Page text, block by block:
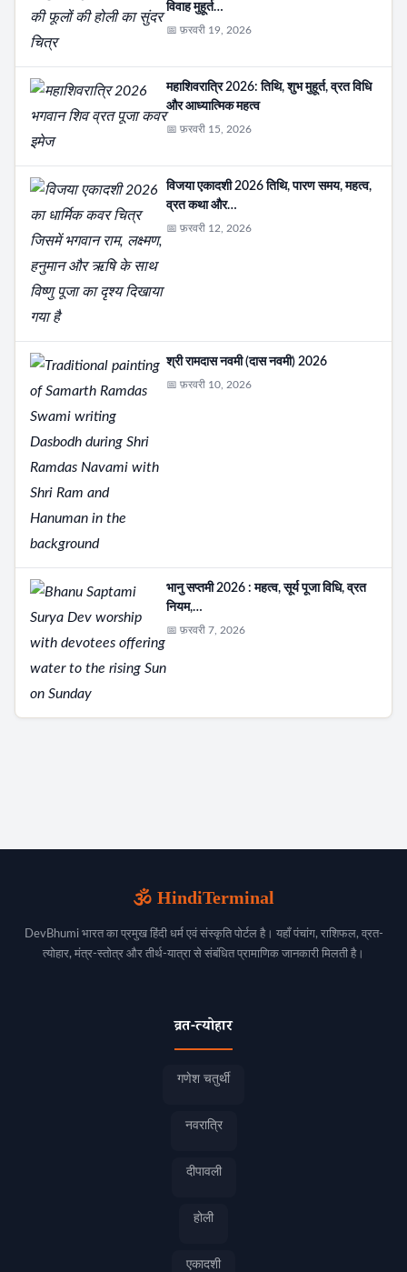
विवाह मुहूर्त…
📅 फ़रवरी 19, 2026
महाशिवरात्रि 2026: तिथि, शुभ मुहूर्त, व्रत विधि
और आध्यात्मिक महत्व
📅 फ़रवरी 15, 2026
विजया एकादशी 2026 तिथि, पारण समय, महत्व,
व्रत कथा और…
📅 फ़रवरी 12, 2026
श्री रामदास नवमी (दास नवमी) 2026
📅 फ़रवरी 10, 2026
भानु सप्तमी 2026 : महत्व, सूर्य पूजा विधि, व्रत
नियम,…
📅 फ़रवरी 7, 2026
🕉️ HindiTerminal
DevBhumi भारत का प्रमुख हिंदी धर्म एवं संस्कृति पोर्टल है। यहाँ पंचांग, राशिफल, व्रत-
त्योहार, मंत्र-स्तोत्र और तीर्थ-यात्रा से संबंधित प्रामाणिक जानकारी मिलती है।
व्रत-त्योहार
गणेश चतुर्थी
नवरात्रि
दीपावली
होली
एकादशी